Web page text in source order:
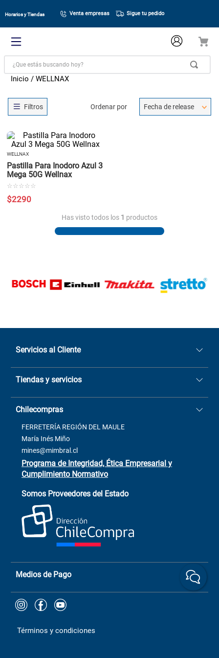
Horarios y Tiendas Venta empresas Sigue tu pedido
¿Que estás buscando hoy?
WELLNAX
Ordenar por Fecha de release
WELLNAX
Pastilla Para Inodoro Azul 3
Mega 50G Wellnax
☆ ☆ ☆ ☆ ☆
$2290
Has visto todos los 1 productos
Servicios al Cliente
Quiénes somos
Sucursales
Términos y condiciones
Contacto
Venta Terreno
Trabaja con Nosotros
+(73) 256
ChileCompras
+56 9 9888 9549
Tiendas y servicios
Casa Matriz: Avenida Chorrillos
2137 San Javier, Fono (73)
Chilecompras
FERRETERÍA REGIÓN DEL MAULE
María Inés Miño
mines@mimbral.cl
Programa de Integridad, Ética Empresarial y
Cumplimiento Normativo
Somos Proveedores del Estado
Medios de Pago
Términos y condiciones